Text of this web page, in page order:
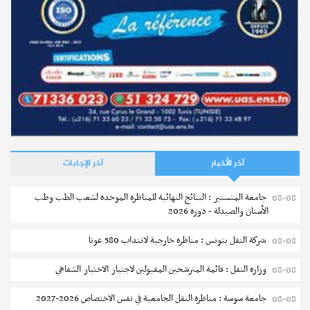
مناظرة الالتحاق بالتكوين في مستوى مؤهل التقني السامي في
الصيد البحري 2026-2027
بلاغ مشترك حول التكوين المهني في المجالات شبه الطبية
كيف يمكن تعويض شهادة أجنبية للتكوين في مجال قواعد الجولان
والسلامة على الطرقات بشهادة تونسية؟
آخر الأخبار آخر الإجابات
08-08 جامعة المنستير : النتائج النهائية للمناظرة الموحدة لشعب الطب وطب
الأسنان والصيدلة - دورة 2026
08-08 شركة النقل بتونس : مناظرة خارجية لانتداب 580 عونا
08-08 وزارة النقل : قائمة المترشحين المقبولين لاجتياز الاختبار الشفاهي
08-08 جامعة سوسة : مناظرة النقل الجامعية في نفس الاختصاص 2026-2027